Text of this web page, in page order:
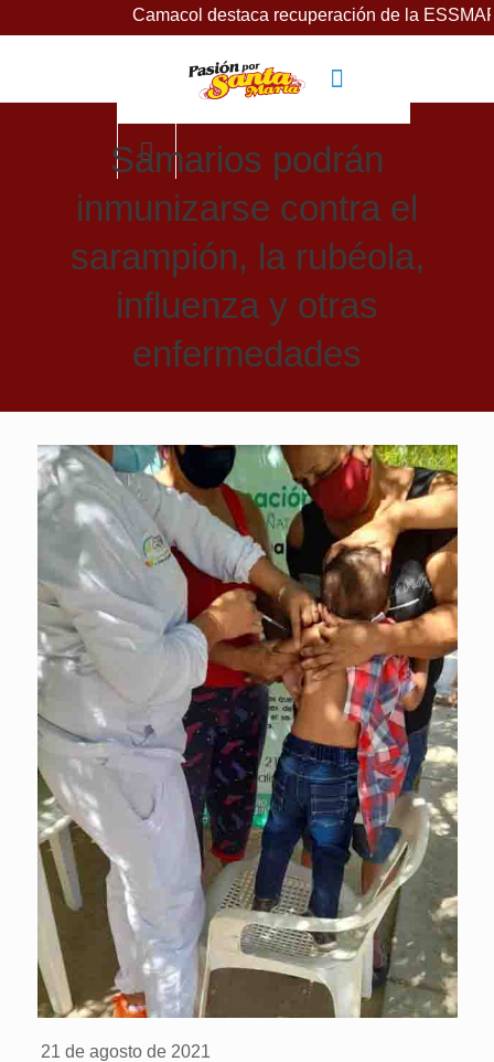
Camacol destaca recuperación de la ESSMAR, bajo
Samarios podrán
inmunizarse contra el
sarampión, la rubéola,
influenza y otras
enfermedades
21 de agosto de 2021